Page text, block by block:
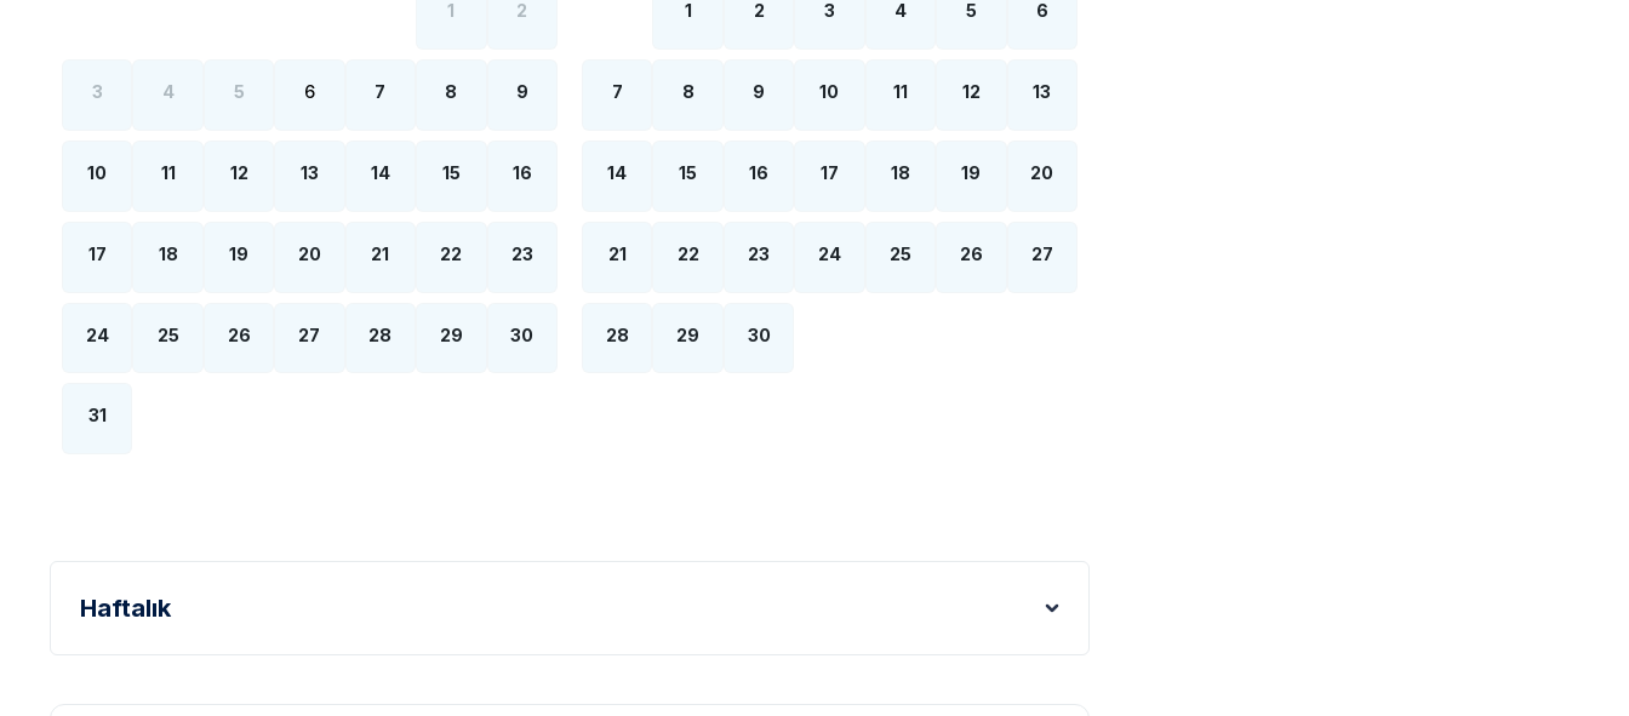
1 2
3 4 5 6 7 8 9
10 11 12 13 14 15 16
17 18 19 20 21 22 23
24 25 26 27 28 29 30
31
1 2 3 4 5 6
7 8 9 10 11 12 13
14 15 16 17 18 19 20
21 22 23 24 25 26 27
28 29 30
Haftalık